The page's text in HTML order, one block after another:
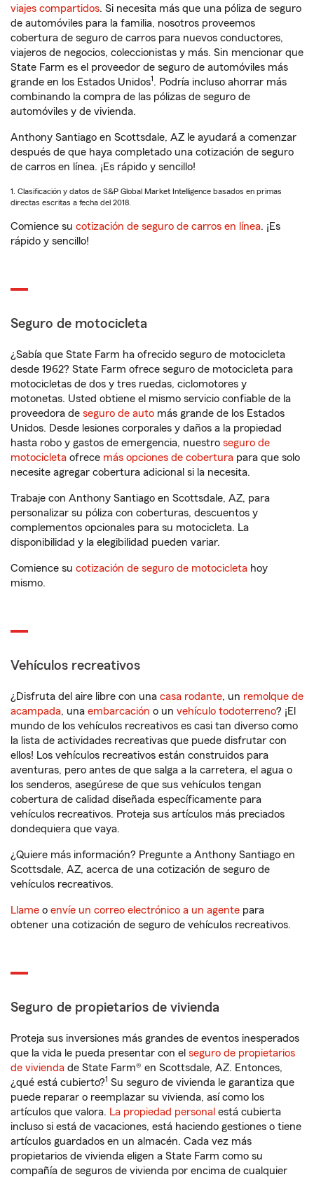
viajes compartidos. Si necesita más que una póliza de seguro
de automóviles para la familia, nosotros proveemos
cobertura de seguro de carros para nuevos conductores,
viajeros de negocios, coleccionistas y más. Sin mencionar que
State Farm es el proveedor de seguro de automóviles más
grande en los Estados Unidos1. Podría incluso ahorrar más
combinando la compra de las pólizas de seguro de
automóviles y de vivienda.
Anthony Santiago en Scottsdale, AZ le ayudará a comenzar
después de que haya completado una cotización de seguro
de carros en línea. ¡Es rápido y sencillo!
1. Clasificación y datos de S&P Global Market Intelligence basados en primas
directas escritas a fecha del 2018.
Comience su cotización de seguro de carros en línea. ¡Es
rápido y sencillo!
Seguro de motocicleta
¿Sabía que State Farm ha ofrecido seguro de motocicleta
desde 1962? State Farm ofrece seguro de motocicleta para
motocicletas de dos y tres ruedas, ciclomotores y
motonetas. Usted obtiene el mismo servicio confiable de la
proveedora de seguro de auto más grande de los Estados
Unidos. Desde lesiones corporales y daños a la propiedad
hasta robo y gastos de emergencia, nuestro seguro de
motocicleta ofrece más opciones de cobertura para que solo
necesite agregar cobertura adicional si la necesita.
Trabaje con Anthony Santiago en Scottsdale, AZ, para
personalizar su póliza con coberturas, descuentos y
complementos opcionales para su motocicleta. La
disponibilidad y la elegibilidad pueden variar.
Comience su cotización de seguro de motocicleta hoy
mismo.
Vehículos recreativos
¿Disfruta del aire libre con una casa rodante, un remolque de
acampada, una embarcación o un vehículo todoterreno? ¡El
mundo de los vehículos recreativos es casi tan diverso como
la lista de actividades recreativas que puede disfrutar con
ellos! Los vehículos recreativos están construidos para
aventuras, pero antes de que salga a la carretera, el agua o
los senderos, asegúrese de que sus vehículos tengan
cobertura de calidad diseñada específicamente para
vehículos recreativos. Proteja sus artículos más preciados
dondequiera que vaya.
¿Quiere más información? Pregunte a Anthony Santiago en
Scottsdale, AZ, acerca de una cotización de seguro de
vehículos recreativos.
Llame o envíe un correo electrónico a un agente para
obtener una cotización de seguro de vehículos recreativos.
Seguro de propietarios de vivienda
Proteja sus inversiones más grandes de eventos inesperados
que la vida le pueda presentar con el seguro de propietarios
de vivienda de State Farm® en Scottsdale, AZ. Entonces,
¿qué está cubierto?1 Su seguro de vivienda le garantiza que
puede reparar o reemplazar su vivienda, así como los
artículos que valora. La propiedad personal está cubierta
incluso si está de vacaciones, está haciendo gestiones o tiene
artículos guardados en un almacén. Cada vez más
propietarios de vivienda eligen a State Farm como su
compañía de seguros de vivienda por encima de cualquier